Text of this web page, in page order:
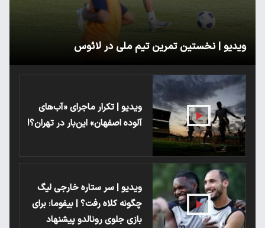
ویدیو | نخستین تمرین تیم ملی در لائوس
ویدیو | تکرار ماجرای «آب‌های
آلوده اصفهان» این‌بار در تهران؟!
ویدیو | سر ستاره خارجی لیگ
چگونه کلاه رفت؟ | بیفوما: برای
بازی جلوی رونالدو پیشنهاد